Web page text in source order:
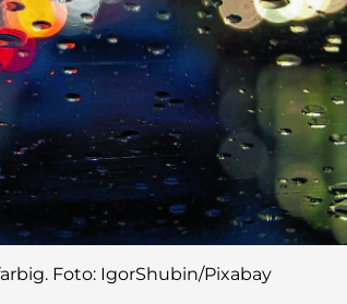
Foto: IgorShubin/Pixabay